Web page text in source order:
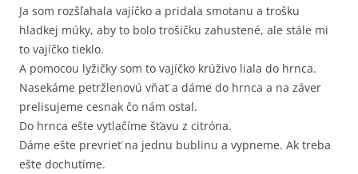
Ja som rozšľahala vajíčko a pridala smotanu a trošku
hladkej múky, aby to bolo trošičku zahustené, ale stále mi
to vajíčko tieklo.
A pomocou lyžičky som to vajíčko krúživo liala do hrnca.
Nasekáme petržlenovú vňať a dáme do hrnca a na záver
prelisujeme cesnak čo nám ostal.
Do hrnca ešte vytlačíme šťavu z citróna.
Dáme ešte prevrieť na jednu bublinu a vypneme. Ak treba
ešte dochutíme.